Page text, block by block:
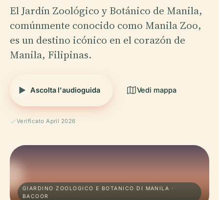
El Jardín Zoológico y Botánico de Manila,
comúnmente conocido como Manila Zoo,
es un destino icónico en el corazón de
Manila, Filipinas.
Ascolta l'audioguida Vedi mappa
Verificato April 2026
GIARDINO ZOOLOGICO E BOTANICO DI MANILA ·
BACOOR